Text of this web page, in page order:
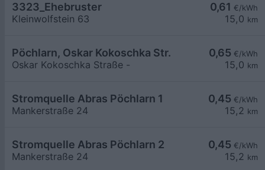
0,61 €/kWh
15,0 km
3323_Ehebruster
Kleinwolfstein 63
0,65 €/kWh
15,0 km
Pöchlarn, Oskar Kokoschka Str.
Oskar Kokoschka Straße -
0,45 €/kWh
15,2 km
Stromquelle Abras Pöchlarn 1
Mankerstraße 24
0,45 €/kWh
15,2 km
Stromquelle Abras Pöchlarn 2
Mankerstraße 24